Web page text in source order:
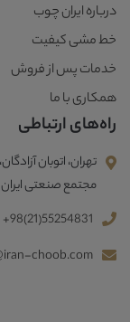
درباره ایران چوب
خط مشی کیفیت
خدمات پس از فروش
همکاری با ما
راه‌های ارتباطی
مجتمع صنعتی
+98(21)55254831
choob.com